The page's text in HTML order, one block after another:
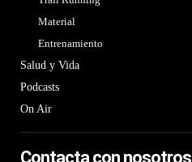
Material
Entrenamiento
Salud y Vida
Podcasts
On Air
Contacta con nosotros